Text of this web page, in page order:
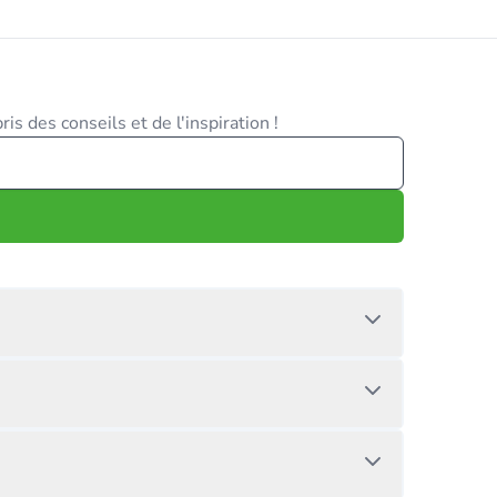
des conseils et de l'inspiration !